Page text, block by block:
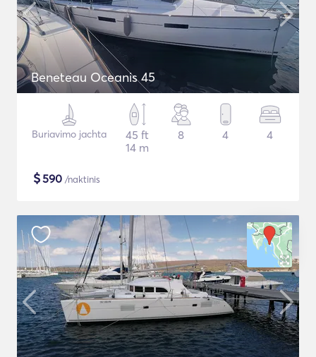
Beneteau Oceanis 45
Buriavimo jachta
45 ft
14 m
8 4 4
$590 /naktinis